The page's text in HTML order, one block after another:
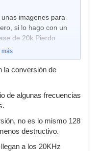
imagenes para
si lo hago con un
de 20k Pierdo
más
la conversión de
de algunas frecuencias
no es lo mismo 128
destructivo.
a los 20KHz